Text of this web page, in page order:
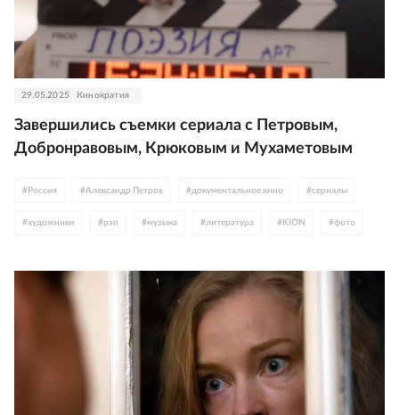
29.05.2025 Кинократия
Завершились съемки сериала с Петровым,
Добронравовым, Крюковым и Мухаметовым
# Россия #Александр Петров # документальное кино #сериалы
#художники #рэп #музыка # литература # KION #фото